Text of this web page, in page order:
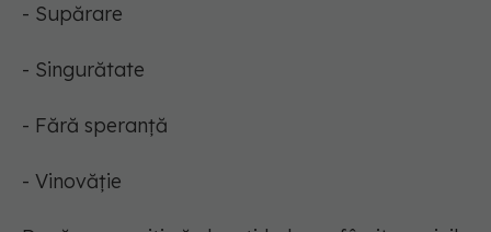
- Supărare
- Singurătate
- Fără speranță
- Vinovăție